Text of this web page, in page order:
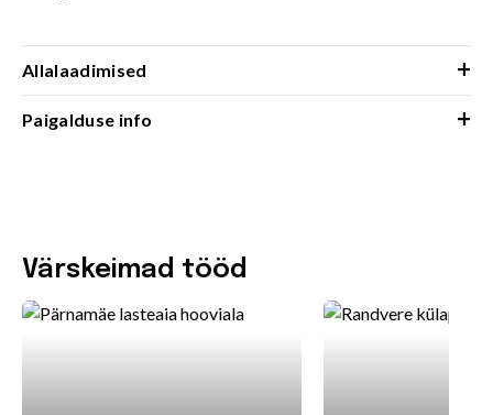
Allalaadimised +
Paigalduse info +
Värskeimad tööd